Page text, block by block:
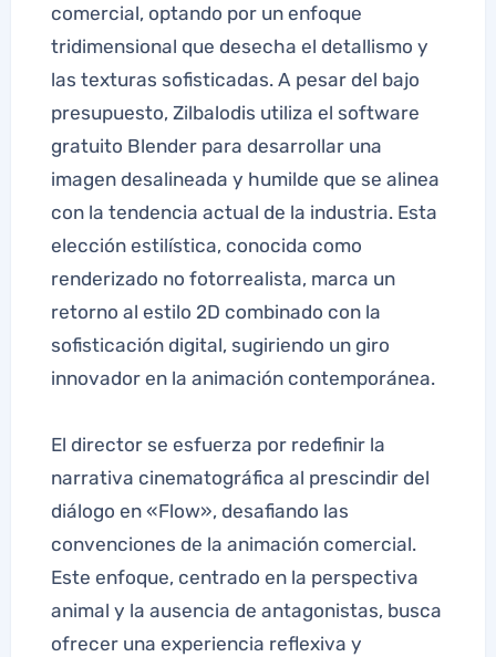
comercial, optando por un enfoque
tridimensional que desecha el detallismo y
las texturas sofisticadas. A pesar del bajo
presupuesto, Zilbalodis utiliza el software
gratuito Blender para desarrollar una
imagen desalineada y humilde que se alinea
con la tendencia actual de la industria. Esta
elección estilística, conocida como
renderizado no fotorrealista, marca un
retorno al estilo 2D combinado con la
sofisticación digital, sugiriendo un giro
innovador en la animación contemporánea.
El director se esfuerza por redefinir la
narrativa cinematográfica al prescindir del
diálogo en «Flow», desafiando las
convenciones de la animación comercial.
Este enfoque, centrado en la perspectiva
animal y la ausencia de antagonistas, busca
ofrecer una experiencia reflexiva y